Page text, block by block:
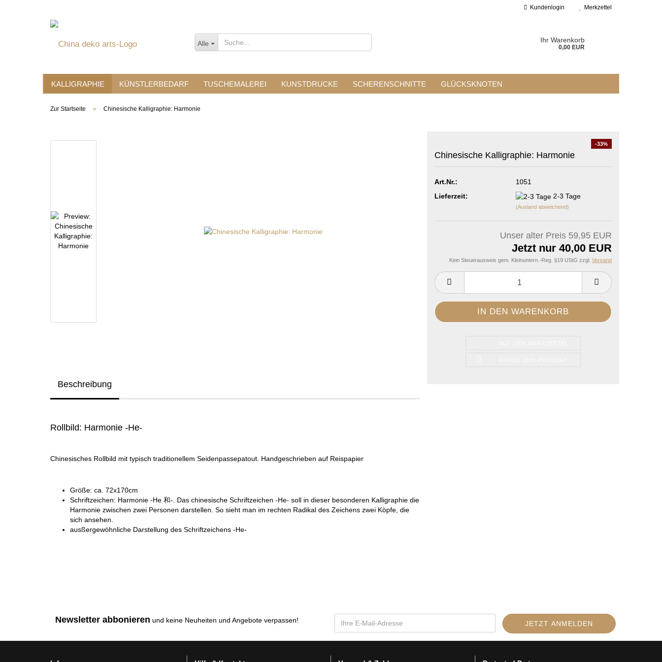
Kundenlogin
Passwort vergessen?
Merkzettel
Alle Ihr Warenkorb
0,00 EUR
KALLIGRAPHIE KÜNSTLERBEDARF TUSCHEMALEREI KUNSTDRUCKE SCHERENSCHNITTE GLÜCKSKNOTEN
Zur Startseite » Chinesische Kalligraphie: Harmonie
-33%
Chinesische Kalligraphie: Harmonie
Art.Nr.:
1051
Lieferzeit:
2-3 Tage
(Ausland abweichend)
Unser alter Preis 59,95 EUR
Jetzt nur 40,00 EUR
Kein Steuerausweis gem. Kleinuntern.-Reg. §19 UStG zzgl. Versand
Beschreibung
Rollbild: Harmonie -He-
Chinesisches Rollbild mit typisch traditionellem Seidenpassepatout. Handgeschrieben auf Reispapier
Größe: ca. 72x170cm
Schriftzeichen: Harmonie -He 和-. Das chinesische Schriftzeichen -He- soll in dieser besonderen Kalligraphie die
Harmonie zwischen zwei Personen darstellen. So sieht man im rechten Radikal des Zeichens zwei Köpfe, die
sich ansehen.
ausßergewöhnliche Darstellung des Schriftzeichens -He-
Newsletter abbonieren und keine Neuheiten und Angebote verpassen!